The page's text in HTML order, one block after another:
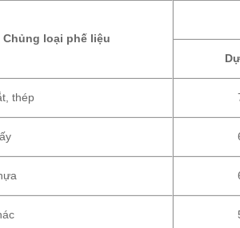
Chủng loại phế liệu
thép